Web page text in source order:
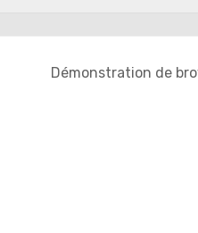
Démonstration de